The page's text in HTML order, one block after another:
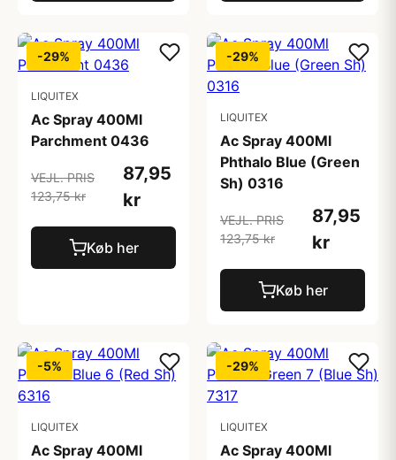
-29%
LIQUITEX
Ac Spray 400Ml
Parchment 0436
VEJL. PRIS
123,75 kr
87,95
kr
Køb her
-29%
LIQUITEX
Ac Spray 400Ml
Phthalo Blue (Green
Sh) 0316
VEJL. PRIS
123,75 kr
87,95
kr
Køb her
-5%
LIQUITEX
Ac Spray 400Ml
-29%
LIQUITEX
Ac Spray 400Ml